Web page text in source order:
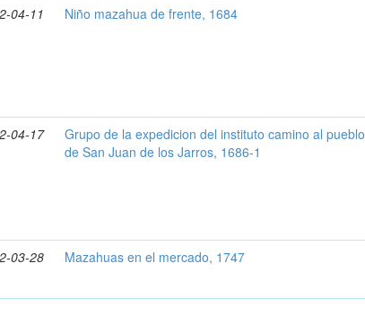
04-11 Niño mazahua de frente, 1684
04-17
Grupo de la expedicion del instituto camino al pueblo
de San Juan de los Jarros, 1686-1
03-28 Mazahuas en el mercado, 1747